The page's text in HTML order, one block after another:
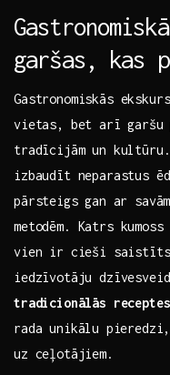
garšas, kas
Gastronomiskās
vietas, bet arī
tradīcijām un
izbaudīt neparastus
pārsteigs gan ⁢ar
metodēm. Katrs
vien ir cieši saistīts
iedzīvotāju
tradicionālās receptes
rada unikālu
uz ceļotājiem.